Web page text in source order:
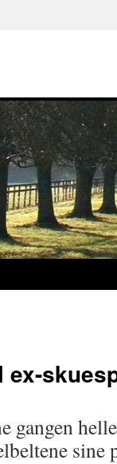
ex-
gangen
sine